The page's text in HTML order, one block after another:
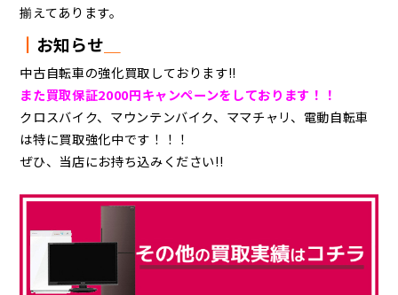
揃えてあります。
┃ お知らせ
中古自転車の強化買取しております!!
また買取保証2000円キャンペーンをしております！！
クロスバイク、マウンテンバイク、ママチャリ、電動自転車
は特に買取強化中です！！！
ぜひ、当店にお持ち込みください!!